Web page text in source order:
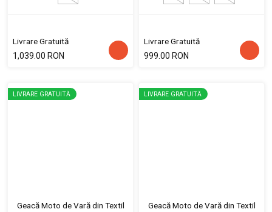
Livrare Gratuită
1,039.00 RON
Livrare Gratuită
999.00 RON
LIVRARE GRATUITĂ
Geacă Moto de Vară din Textil
LIVRARE GRATUITĂ
Geacă Moto de Vară din Textil